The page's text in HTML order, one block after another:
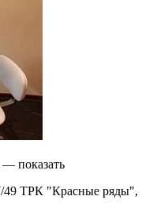
— показать
49 ТРК "Красные ряды",